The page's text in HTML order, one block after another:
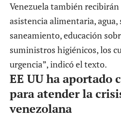
Venezuela también
asistencia alimentaria,
saneamiento, educación
suministros higiénicos, los
urgencia”, indicó el texto.
EE UU ha aportado
para atender la
venezolana